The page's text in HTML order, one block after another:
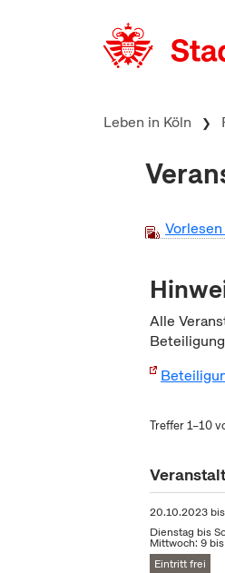
Leben in Köln
Alle
Treffer 1–10
20.10.2023
Dienstag bis
Mittwoch: 9
Eintritt frei